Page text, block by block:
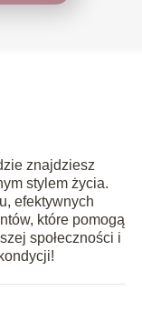
znajdziesz
stylem życia.
efektywnych
które pomogą
społeczności i